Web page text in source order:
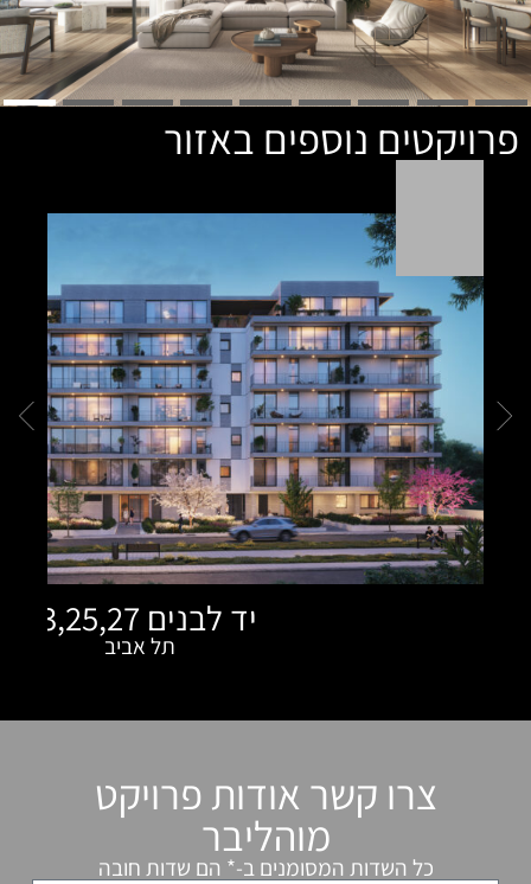
פרויקטים נוספים באזור
יד לבנים 23,25,27
תל אביב
צרו קשר אודות פרויקט
מוהליבר
כל השדות המסומנים ב-* הם שדות חובה